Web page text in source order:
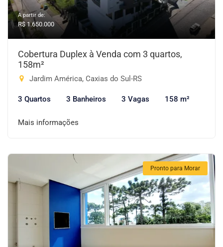
A partir de:
R$ 1.650.000
Cobertura Duplex à Venda com 3 quartos,
158m²
Jardim América, Caxias do Sul-RS
3 Quartos 3 Banheiros 3 Vagas 158 m²
Mais informações
Pronto para Morar